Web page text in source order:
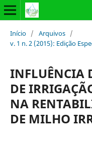
Início / Arquivos /
v. 1 n. 2 (2015): Edição
INFLUÊNCIA
DE
NA
DE MILHO